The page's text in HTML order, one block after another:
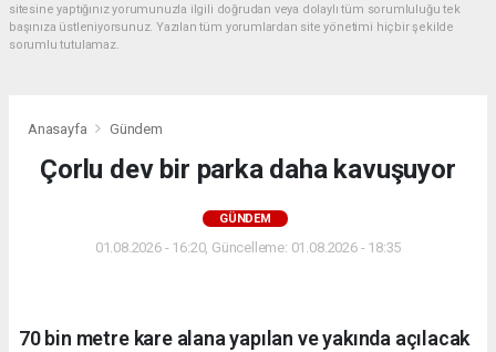
sitesine yaptığınız yorumunuzla ilgili doğrudan veya dolaylı tüm sorumluluğu tek
başınıza üstleniyorsunuz. Yazılan tüm yorumlardan site yönetimi hiçbir şekilde
sorumlu tutulamaz.
Anasayfa Gündem
Çorlu dev bir parka daha kavuşuyor
GÜNDEM
01.08.2026 - 16:20, Güncelleme: 01.08.2026 - 18:35
70 bin metre kare alana yapılan ve yakında açılacak